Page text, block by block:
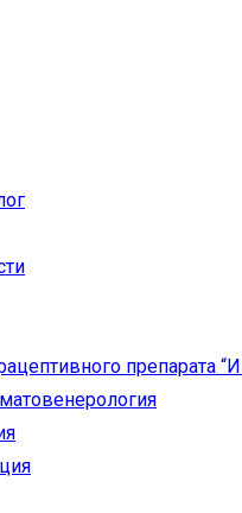
препарата